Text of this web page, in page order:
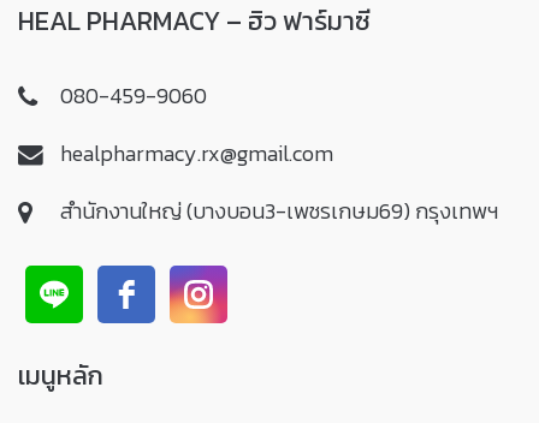
HEAL PHARMACY – ฮิว ฟาร์มาซี
080-459-9060
healpharmacy.rx@gmail.com
สำนักงานใหญ่ (บางบอน3-เพชรเกษม69) กรุงเทพฯ
เมนูหลัก